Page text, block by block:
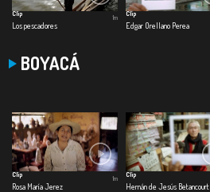
Clip
Los pescadores
1m
Clip
Edgar Orellano Perea
BOYACÁ
Clip
Rosa María Jerez
1m
Clip
Hernán de Jesús Betancourt